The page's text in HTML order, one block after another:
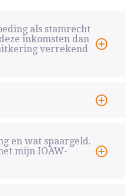
als stamrecht
inkomsten dan
verrekend
en wat spaargeld.
mijn IOAW-